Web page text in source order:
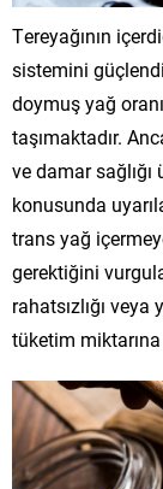
Tereyağının
sistemini
doymuş yağ
taşımaktadır.
ve damar
konusunda
trans yağ
gerektiğini
rahatsızlığı
tüketim